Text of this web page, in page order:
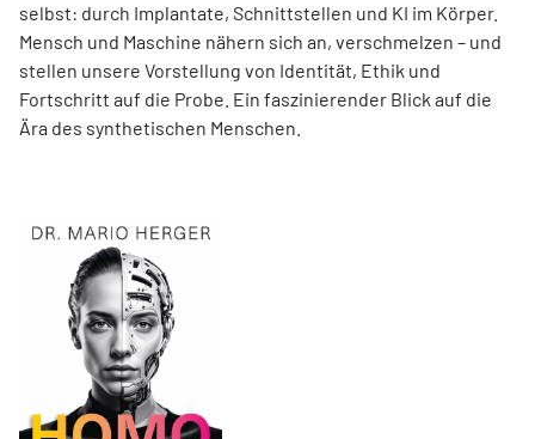
selbst: durch Implantate, Schnittstellen und KI im Körper.
Mensch und Maschine nähern sich an, verschmelzen – und
stellen unsere Vorstellung von Identität, Ethik und
Fortschritt auf die Probe. Ein faszinierender Blick auf die
Ära des synthetischen Menschen.